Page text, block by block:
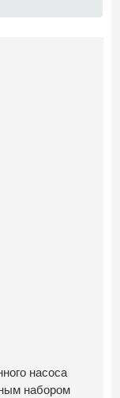
насоса
набором